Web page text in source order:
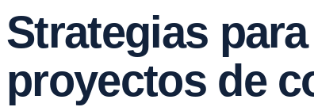
Strategias
proyectos de